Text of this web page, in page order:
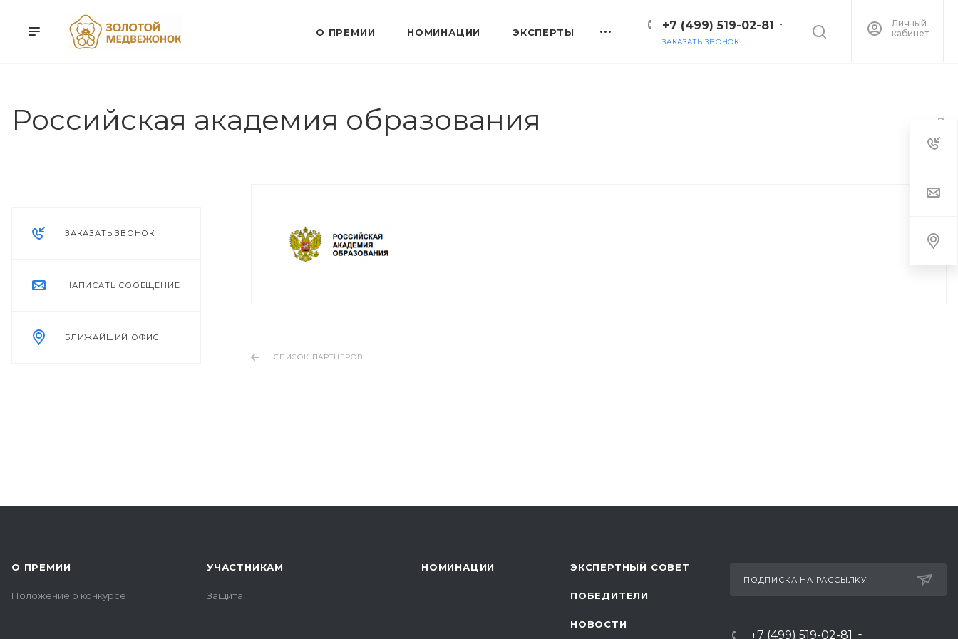
Личный
кабинет
+7 (499) 519-02-81
ЗАКАЗАТЬ ЗВОНОК
О ПРЕМИИ НОМИНАЦИИ ЭКСПЕРТЫ
Российская академия образования
ЗАКАЗАТЬ ЗВОНОК
НАПИСАТЬ СООБЩЕНИЕ
БЛИЖАЙШИЙ ОФИС
СПИСОК ПАРТНЕРОВ
О ПРЕМИИ
Положение о конкурсе
УЧАСТНИКАМ
Защита
НОМИНАЦИИ ЭКСПЕРТНЫЙ СОВЕТ
ПОБЕДИТЕЛИ
НОВОСТИ
ПОДПИСКА НА РАССЫЛКУ
+7 (499) 519-02-81